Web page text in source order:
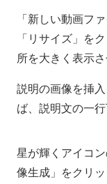
「新しい動画フ
「リサイズ」を
所を大きく表示さ
説明の画像を挿
ば、説明文の一
星が輝くアイコ
像生成」をクリッ